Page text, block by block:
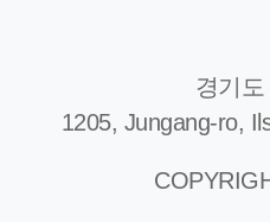
경기
1205, Jungang-ro,